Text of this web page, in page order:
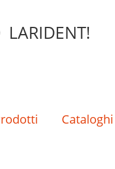
Cataloghi